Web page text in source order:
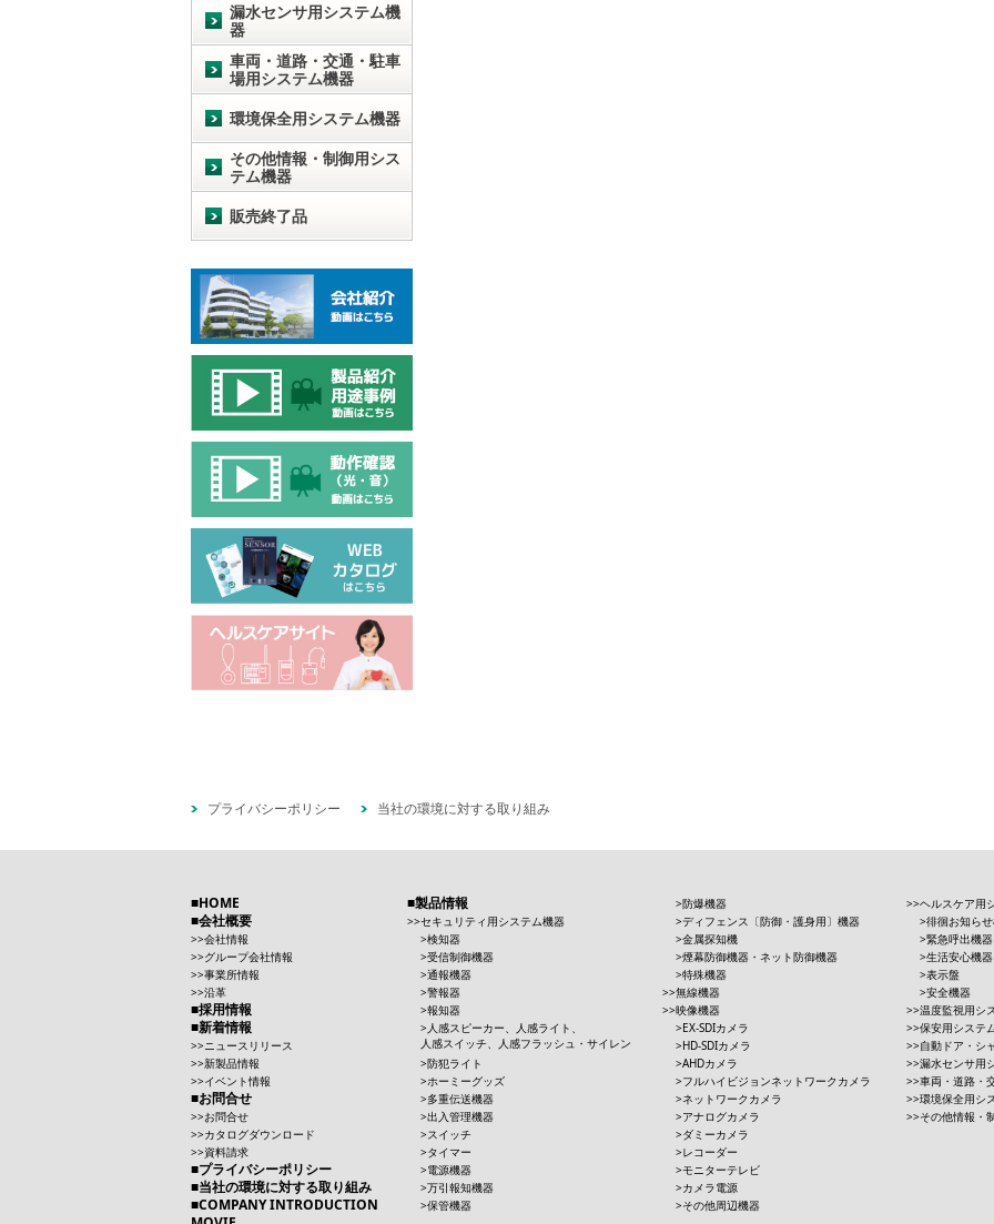
漏水センサ用システム機
器
車両・道路・交通・駐車
場用システム機器
環境保全用システム機器
その他情報・制御用シス
テム機器
販売終了品
プライバシーポリシー 当社の環境に対する取り組み
HOME
会社概要
会社情報
グループ会社情報
事業所情報
沿革
採用情報
新着情報
ニュースリリース
新製品情報
イベント情報
お問合せ
お問合せ
カタログダウンロード
資料請求
プライバシーポリシー
当社の環境に対する取り組み
COMPANY INTRODUCTION
製品情報
セキュリティ用システム機器
検知器
受信制御機器
通報機器
警報器
報知器
人感スピーカー、人感ライト、
人感スイッチ、人感フラッシュ・サイレン
防犯ライト
ホーミーグッズ
多重伝送機器
出入管理機器
スイッチ
タイマー
電源機器
万引報知機器
保管機器
防爆機器
ディフェンス〔防御・護身用〕機器
金属探知機
煙幕防御機器・ネット防御機器
特殊機器
無線機器
映像機器
EX-SDIカメラ
HD-SDIカメラ
AHDカメラ
フルハイビジョンネットワークカメラ
ネットワークカメラ
アナログカメラ
ダミーカメラ
レコーダー
モニターテレビ
カメラ電源
その他周辺機器
ヘルスケア用
徘徊お知ら
緊急呼出機器
生活安心機器
表示盤
安全機器
温度監視用シ
保安用システ
自動ドア・シ
漏水センサ用
車両・道路・
環境保全用シ
その他情報・